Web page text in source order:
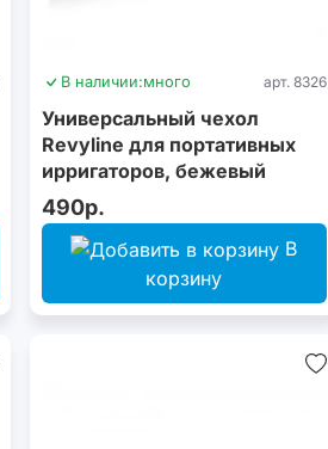
В наличии:много арт. 8326
Универсальный чехол
Revyline для портативных
ирригаторов, бежевый
490р.
В
корзину